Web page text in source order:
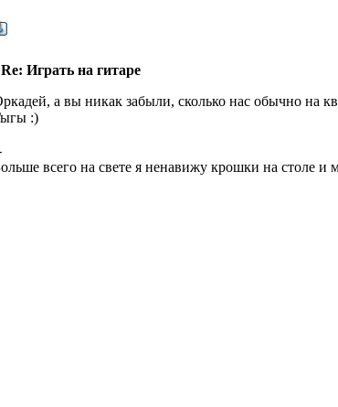
Re: Играть на гитаре
а вы никак забыли, сколько нас обычно на
:)
всего на свете я ненавижу крошки на столе